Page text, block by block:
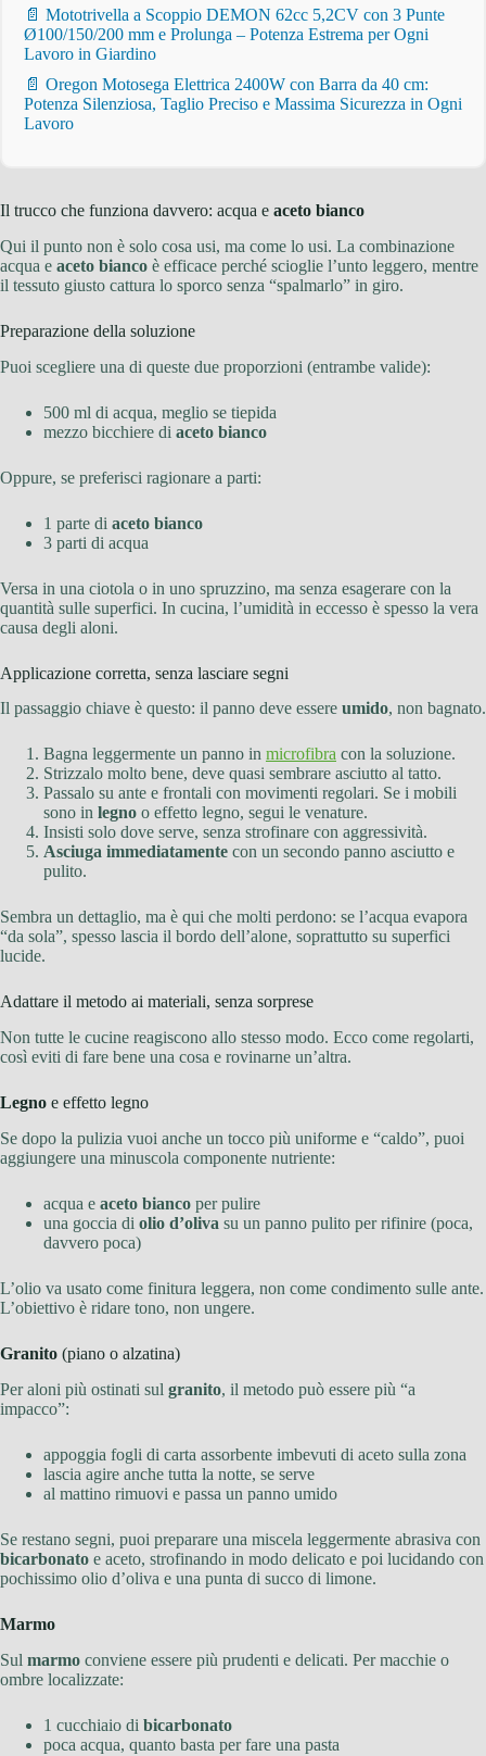
📄 Mototrivella a Scoppio DEMON 62cc 5,2CV con 3 Punte
Ø100/150/200 mm e Prolunga – Potenza Estrema per Ogni
Lavoro in Giardino
📄 Oregon Motosega Elettrica 2400W con Barra da 40 cm:
Potenza Silenziosa, Taglio Preciso e Massima Sicurezza in Ogni
Lavoro
Il trucco che funziona davvero: acqua e aceto bianco
Qui il punto non è solo cosa usi, ma come lo usi. La combinazione
acqua e aceto bianco è efficace perché scioglie l’unto leggero, mentre
il tessuto giusto cattura lo sporco senza “spalmarlo” in giro.
Preparazione della soluzione
Puoi scegliere una di queste due proporzioni (entrambe valide):
500 ml di acqua, meglio se tiepida
mezzo bicchiere di aceto bianco
Oppure, se preferisci ragionare a parti:
1 parte di aceto bianco
3 parti di acqua
Versa in una ciotola o in uno spruzzino, ma senza esagerare con la
quantità sulle superfici. In cucina, l’umidità in eccesso è spesso la vera
causa degli aloni.
Applicazione corretta, senza lasciare segni
Il passaggio chiave è questo: il panno deve essere umido, non bagnato.
Bagna leggermente un panno in microfibra con la soluzione.
Strizzalo molto bene, deve quasi sembrare asciutto al tatto.
Passalo su ante e frontali con movimenti regolari. Se i mobili
sono in legno o effetto legno, segui le venature.
Insisti solo dove serve, senza strofinare con aggressività.
Asciuga immediatamente con un secondo panno asciutto e
pulito.
Sembra un dettaglio, ma è qui che molti perdono: se l’acqua evapora
“da sola”, spesso lascia il bordo dell’alone, soprattutto su superfici
lucide.
Adattare il metodo ai materiali, senza sorprese
Non tutte le cucine reagiscono allo stesso modo. Ecco come regolarti,
così eviti di fare bene una cosa e rovinarne un’altra.
Legno e effetto legno
Se dopo la pulizia vuoi anche un tocco più uniforme e “caldo”, puoi
aggiungere una minuscola componente nutriente:
acqua e aceto bianco per pulire
una goccia di olio d’oliva su un panno pulito per rifinire (poca,
davvero poca)
L’olio va usato come finitura leggera, non come condimento sulle ante.
L’obiettivo è ridare tono, non ungere.
Granito (piano o alzatina)
Per aloni più ostinati sul granito, il metodo può essere più “a
impacco”:
appoggia fogli di carta assorbente imbevuti di aceto sulla zona
lascia agire anche tutta la notte, se serve
al mattino rimuovi e passa un panno umido
Se restano segni, puoi preparare una miscela leggermente abrasiva con
bicarbonato e aceto, strofinando in modo delicato e poi lucidando con
pochissimo olio d’oliva e una punta di succo di limone.
Marmo
Sul marmo conviene essere più prudenti e delicati. Per macchie o
ombre localizzate:
1 cucchiaio di bicarbonato
poca acqua, quanto basta per fare una pasta